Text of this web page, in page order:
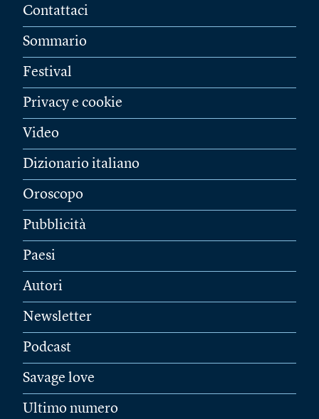
Contattaci
Sommario
Festival
Privacy e cookie
Video
Dizionario italiano
Oroscopo
Pubblicità
Paesi
Autori
Newsletter
Podcast
Savage love
Ultimo numero